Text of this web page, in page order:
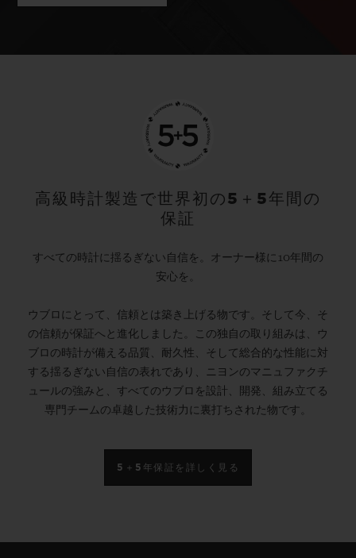
高級時計製造で世界初の5＋5年間の
保証
すべての時計に揺るぎない自信を。オーナー様に10年間の
安心を。
ウブロにとって、信頼とは築き上げる物です。そして今、そ
の信頼が保証へと進化しました。この独自の取り組みは、ウ
ブロの時計が備える品質、耐久性、そして総合的な性能に対
する揺るぎない自信の表れであり、ニヨンのマニュファクチ
ュールの強みと、すべてのウブロを設計、開発、組み立てる
専門チームの卓越した技術力に裏打ちされた物です。
5＋5年保証を詳しく見る